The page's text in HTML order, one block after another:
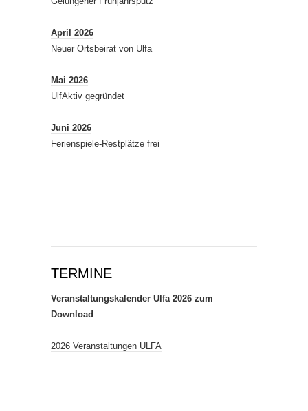
April 2026
Neuer Ortsbeirat von Ulfa
Mai 2026
UlfAktiv gegründet
Juni 2026
Ferienspiele-Restplätze frei
TERMINE
Veranstaltungskalender Ulfa 2026 zum
Download
2026 Veranstaltungen ULFA